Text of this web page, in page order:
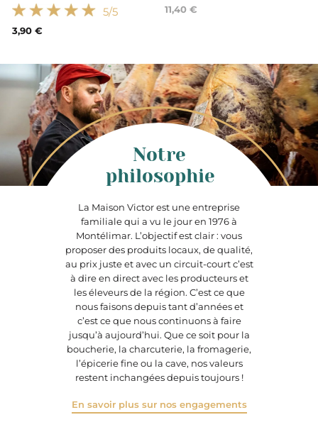
5/5
3,90 €
11,40 €
La Maison Victor est une entreprise
familiale qui a vu le jour en 1976 à
Montélimar. L’objectif est clair : vous
proposer des produits locaux, de qualité,
au prix juste et avec un circuit-court c’est
à dire en direct avec les producteurs et
les éleveurs de la région. C’est ce que
nous faisons depuis tant d’années et
c’est ce que nous continuons à faire
jusqu’à aujourd’hui. Que ce soit pour la
boucherie, la charcuterie, la fromagerie,
l’épicerie fine ou la cave, nos valeurs
restent inchangées depuis toujours !
En savoir plus sur nos engagements
Notre
philosophie